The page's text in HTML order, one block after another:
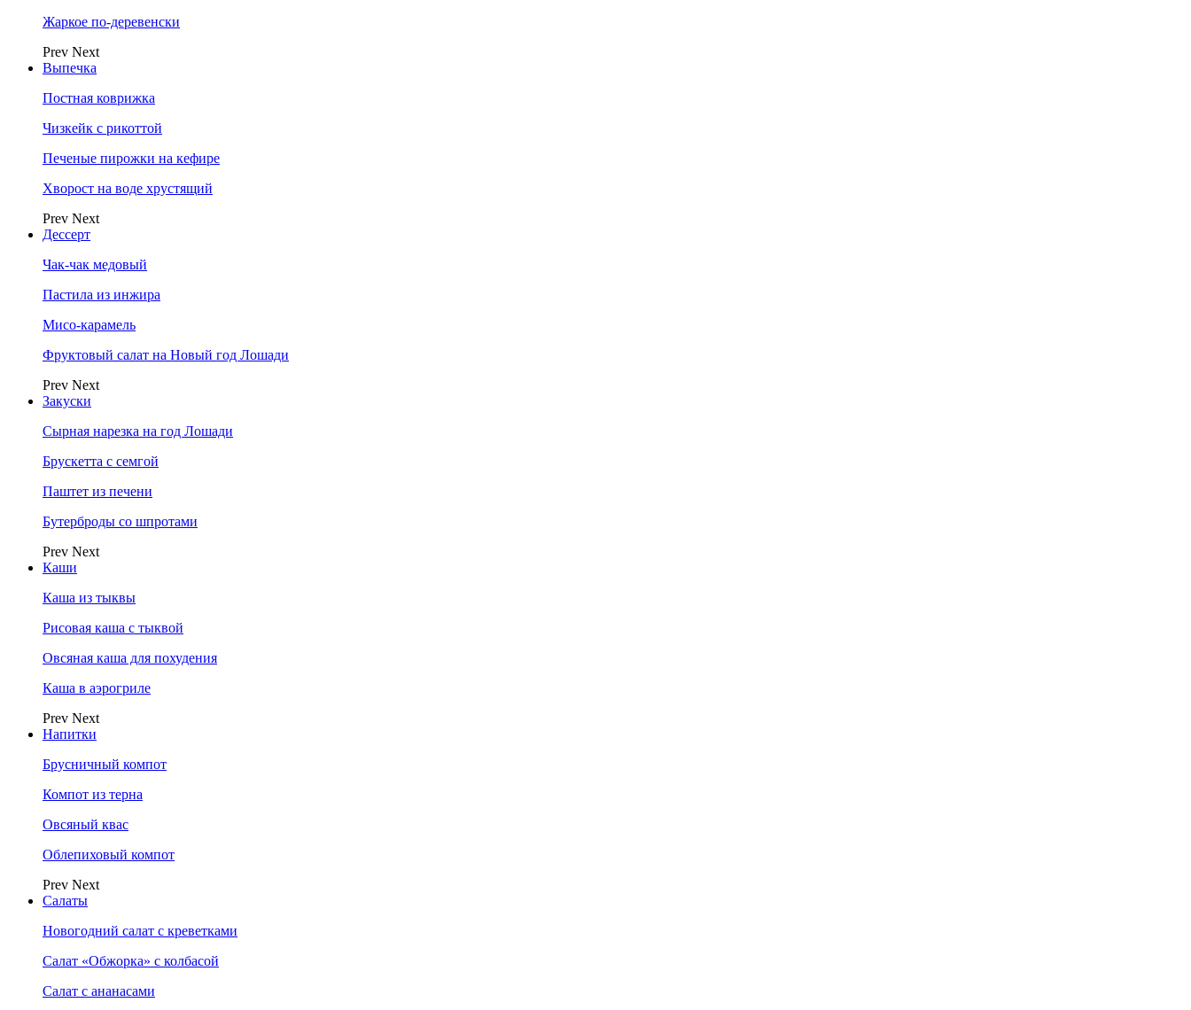
Жаркое по-деревенски
Prev Next
Выпечка
Постная коврижка
Чизкейк с рикоттой
Печеные пирожки на кефире
Хворост на воде хрустящий
Prev Next
Дессерт
Чак-чак медовый
Пастила из инжира
Мисо-карамель
Фруктовый салат на Новый год Лошади
Prev Next
Закуски
Сырная нарезка на год Лошади
Брускетта с семгой
Паштет из печени
Бутерброды со шпротами
Prev Next
Каши
Каша из тыквы
Рисовая каша с тыквой
Овсяная каша для похудения
Каша в аэрогриле
Prev Next
Напитки
Брусничный компот
Компот из терна
Овсяный квас
Облепиховый компот
Prev Next
Салаты
Новогодний салат с креветками
Салат «Обжорка» с колбасой
Салат с ананасами